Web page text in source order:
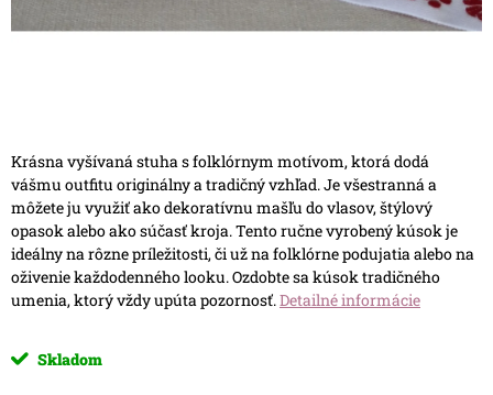
Krásna vyšívaná stuha s folklórnym motívom, ktorá dodá
vášmu outfitu originálny a tradičný vzhľad. Je všestranná a
môžete ju využiť ako dekoratívnu mašľu do vlasov, štýlový
opasok alebo ako súčasť kroja. Tento ručne vyrobený kúsok je
ideálny na rôzne príležitosti, či už na folklórne podujatia alebo na
oživenie každodenného looku. Ozdobte sa kúsok tradičného
umenia, ktorý vždy upúta pozornosť.Detailné informácie
Skladom